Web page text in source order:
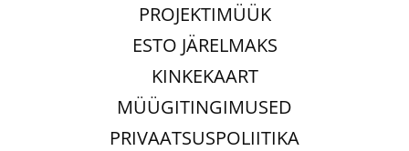
PROJEKTIMÜÜK
ESTO JÄRELMAKS
KINKEKAART
MÜÜGITINGIMUSED
PRIVAATSUSPOLIITIKA